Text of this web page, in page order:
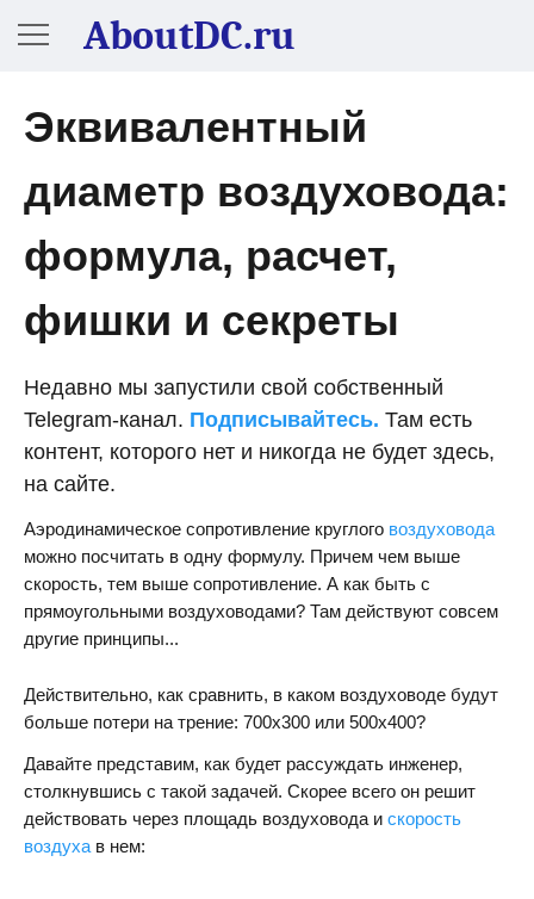
AboutDC.ru
Эквивалентный
диаметр воздуховода:
формула, расчет,
фишки и секреты
Недавно мы запустили свой собственный
Telegram-канал. Подписывайтесь. Там есть
контент, которого нет и никогда не будет здесь,
на сайте.
Аэродинамическое сопротивление круглого воздуховода
можно посчитать в одну формулу. Причем чем выше
скорость, тем выше сопротивление. А как быть с
прямоугольными воздуховодами? Там действуют совсем
другие принципы...
Действительно, как сравнить, в каком воздуховоде будут
больше потери на трение: 700х300 или 500х400?
Давайте представим, как будет рассуждать инженер,
столкнувшись с такой задачей. Скорее всего он решит
действовать через площадь воздуховода и скорость
воздуха в нем: